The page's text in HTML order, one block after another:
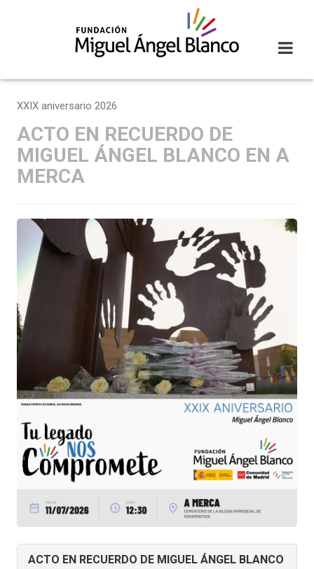
XXIX aniversario 2026
ACTO EN RECUERDO DE
MIGUEL ÁNGEL BLANCO EN A
MERCA
ACTO EN RECUERDO DE MIGUEL ÁNGEL BLANCO